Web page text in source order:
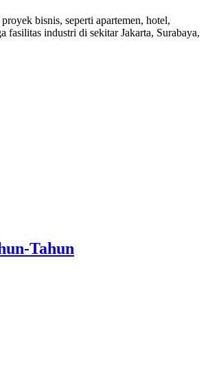
bisnis, seperti apartemen, hotel,
fasilitas industri di sekitar Jakarta, Surabaya,
Tahun